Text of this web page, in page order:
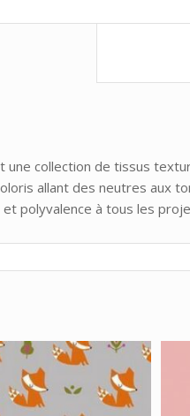
une collection de tissus
allant des neutres aux
polyvalence à tous les